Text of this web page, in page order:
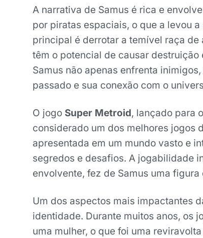
A narrativa de Samus é rica e
por piratas espaciais, o que a levou
principal é derrotar a temível raça
têm o potencial de causar
Samus não apenas enfrenta
passado e sua conexão com o
O jogo Super Metroid, lançado para
considerado um dos melhores jogos
apresentada em um mundo vasto e
segredos e desafios. A jogabilidade
envolvente, fez de Samus uma
Um dos aspectos mais impactantes
identidade. Durante muitos anos, os
uma mulher, o que foi uma